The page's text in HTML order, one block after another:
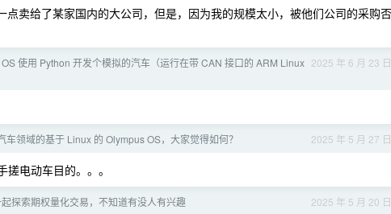
点卖给了某家国内的大公司，但是，因为我的规模太小，被他们公司的采购否
2025 年 6 月 23 日
使用 Python 开发个模拟的汽车（运行在带 CAN 接口的 ARM Linux
2025 年 5 月 27 日
车领域的基于 Linux 的 Olympus OS，大家觉得如何？
电动车目的。。。
2025 年 5 月 20 日
探索期权量化交易，不知道有没人有兴趣